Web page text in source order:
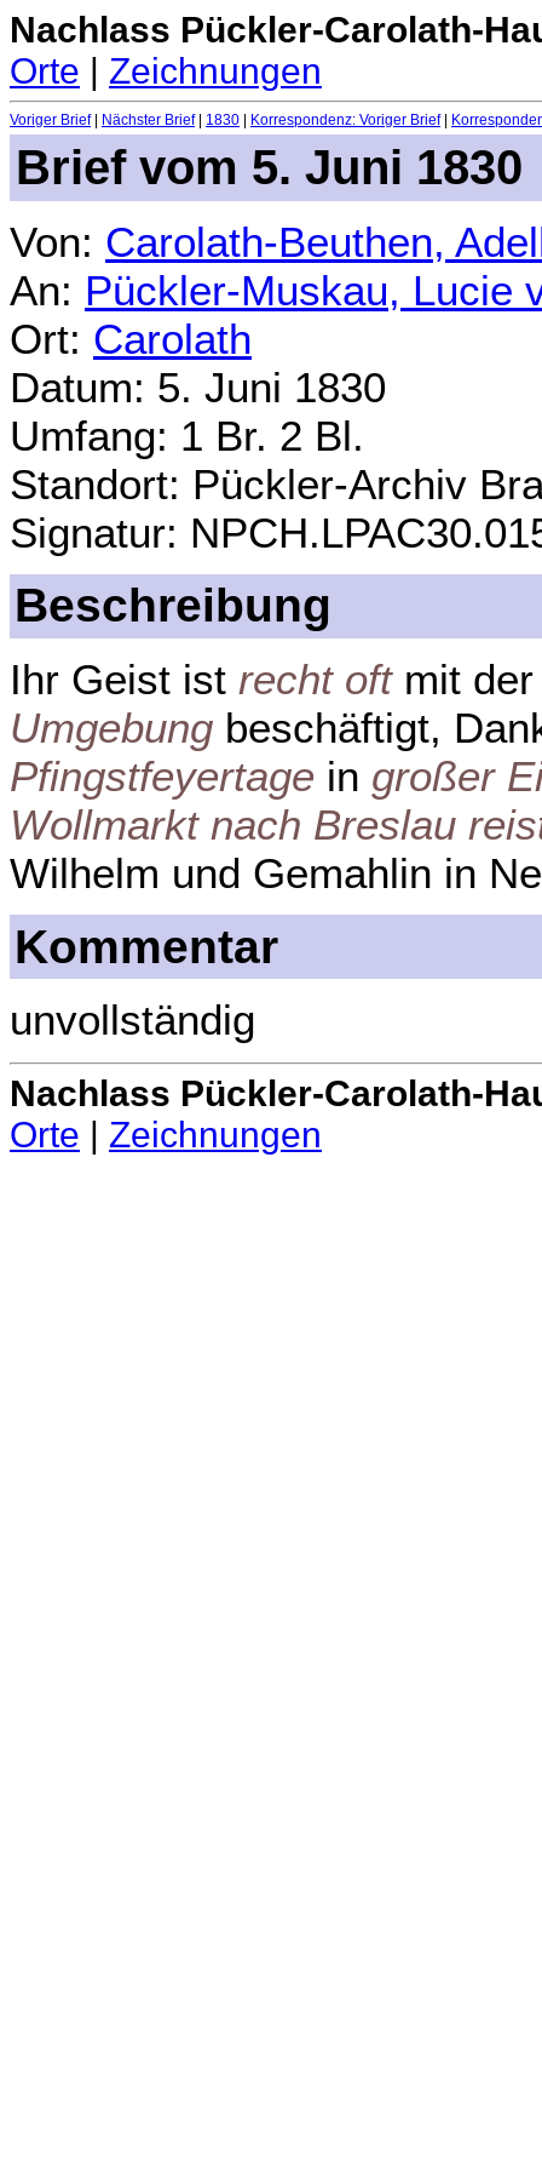
Nachlass Pückler-Carolath-
Orte | Zeichnungen
Voriger Brief| Nächster Brief| 1830 Korrespondenz: Voriger Brief|
Brief vom 5. Juni 1830
Von: Carolath-Beuthen,
An: Pückler-Muskau, Lucie
Ort: Carolath
Datum: 5. Juni 1830
Umfang: 1 Br. 2 Bl.
Standort: Pückler-Archiv
Signatur:
Beschreibung
Ihr Geist ist recht oftmit
Umgebung beschäftigt,
Pfingstfeyertage in großer
Wollmarkt nach Breslau
Wilhelm und Gemahlin in
Kommentar
unvollständig
Nachlass Pückler-Carolath-
Orte | Zeichnungen